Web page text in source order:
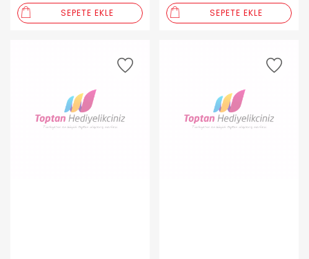
SEPETE EKLE SEPETE EKLE